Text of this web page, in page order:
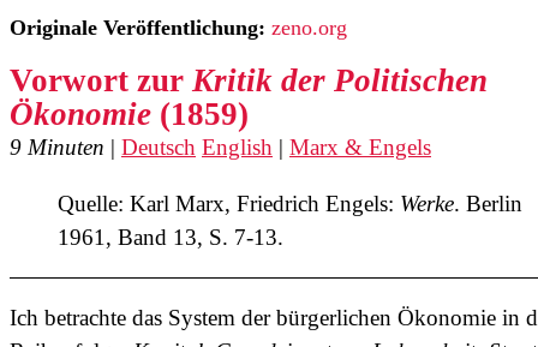
Originale Veröffentlichung: zeno.org
Vorwort zur Kritik der Politischen
Ökonomie (1859)
9 Minuten | Deutsch English | Marx & Engels
Quelle: Karl Marx, Friedrich Engels: Werke. Berlin
1961, Band 13, S. 7-13.
Ich betrachte das System der bürgerlichen Ökonomie in